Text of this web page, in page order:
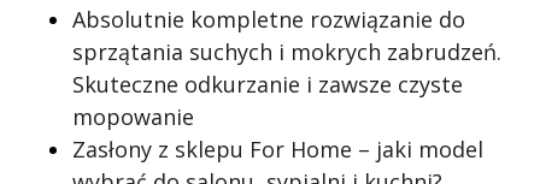
Absolutnie kompletne rozwiązanie do
sprzątania suchych i mokrych zabrudzeń.
Skuteczne odkurzanie i zawsze czyste
mopowanie
Zasłony z sklepu For Home – jaki model